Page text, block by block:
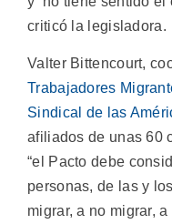
criticó la legisladora.
Valter Bittencourt,
Trabajadores
Sindical de las
afiliados de unas 60
“el Pacto debe
personas, de las y
migrar, a no migrar,